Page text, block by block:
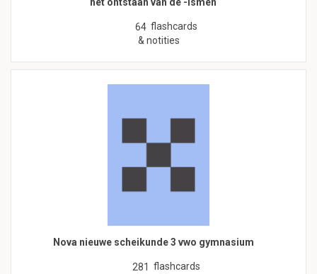
het ontstaan van de -ismen
64 flashcards
& notities
Nova nieuwe scheikunde 3 vwo gymnasium
281 flashcards